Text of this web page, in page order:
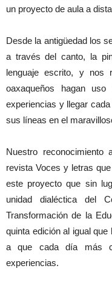
un proyecto de aula a
Desde la antigüedad los
a través del canto, la
lenguaje escrito, y nos
oaxaqueños hagan
experiencias y llegar
sus líneas en el
Nuestro
revista Voces y letras
este proyecto que sin
unidad dialéctica del
Transformación de la
quinta edición al igual
a que cada día más
experiencias.